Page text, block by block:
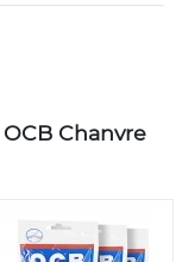
Chanvre